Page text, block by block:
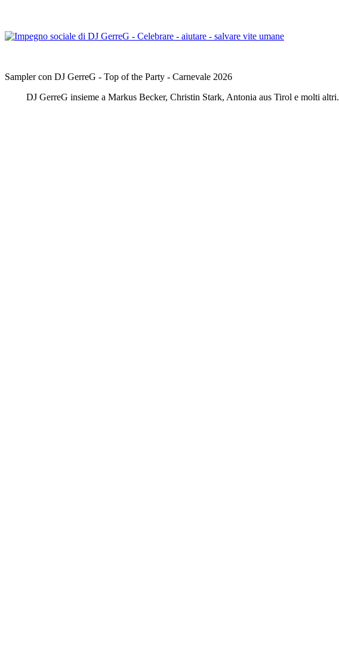
Sampler con DJ GerreG - Top of the Party - Carnevale 2026
DJ GerreG insieme a Markus Becker, Christin Stark, Antonia aus Tirol e molti altri.